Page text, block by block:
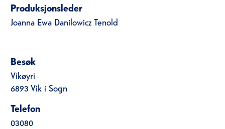
Produksjonsleder
Joanna Ewa Danilowicz Tenold
Besøk
Vikøyri
6893 Vik i Sogn
Telefon
03080